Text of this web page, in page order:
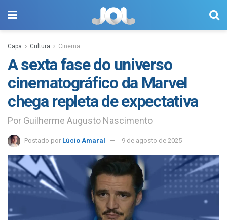
Capa Cultura Cinema
A sexta fase do universo
cinematográfico da Marvel
chega repleta de expectativa
Por Guilherme Augusto Nascimento
Postado por Lúcio Amaral 9 de agosto de 2025